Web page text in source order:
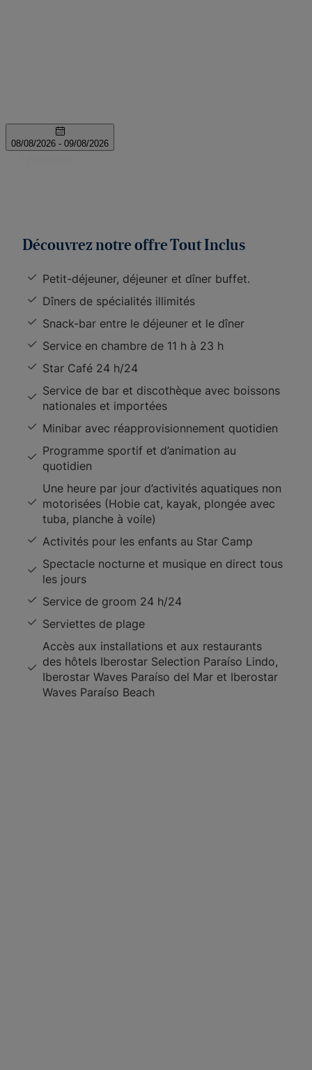
Découvrez notre offre Tout Inclus
Petit-déjeuner, déjeuner et dîner buffet.
Dîners de spécialités illimités
Snack-bar entre le déjeuner et le dîner
Service en chambre de 11 h à 23 h
Star Café 24 h/24
Service de bar et discothèque avec boissons
nationales et importées
Minibar avec réapprovisionnement quotidien
Programme sportif et d’animation au
quotidien
Une heure par jour d’activités aquatiques non
motorisées (Hobie cat, kayak, plongée avec
tuba, planche à voile)
Activités pour les enfants au Star Camp
Spectacle nocturne et musique en direct tous
les jours
Service de groom 24 h/24
Serviettes de plage
Accès aux installations et aux restaurants
des hôtels Iberostar Selection Paraíso Lindo,
Iberostar Waves Paraíso del Mar et Iberostar
Waves Paraíso Beach